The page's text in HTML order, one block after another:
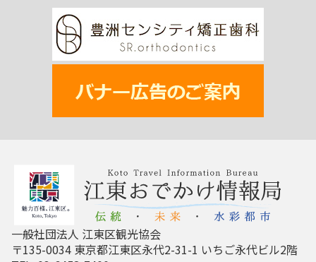
一般社団法人 江東区観光協会
〒135-0034 東京都江東区永代2-31-1 いちご永代ビル2階